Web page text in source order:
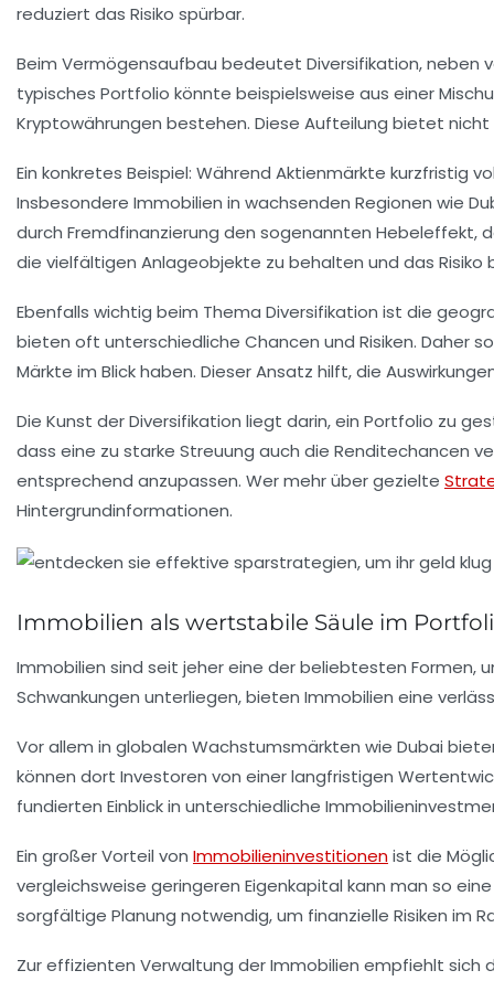
reduziert das Risiko spürbar.
Beim Vermögensaufbau bedeutet Diversifikation, neben
typisches Portfolio könnte beispielsweise aus einer
Kryptowährungen bestehen. Diese Aufteilung bietet
Ein konkretes Beispiel: Während Aktienmärkte kurzfristig
Insbesondere Immobilien in wachsenden Regionen wie
durch Fremdfinanzierung den sogenannten Hebeleffekt,
die vielfältigen Anlageobjekte zu behalten und das Risiko
Ebenfalls wichtig beim Thema Diversifikation ist die
bieten oft unterschiedliche Chancen und Risiken. Daher
Märkte im Blick haben. Dieser Ansatz hilft, die
Die Kunst der Diversifikation liegt darin, ein Portfolio zu
dass eine zu starke Streuung auch die Renditechancen
entsprechend anzupassen. Wer mehr über gezielte
Hintergrundinformationen.
Immobilien als wertstabile Säule im
Immobilien sind seit jeher eine der beliebtesten Formen,
Schwankungen unterliegen, bieten Immobilien eine
Vor allem in globalen Wachstumsmärkten wie Dubai
können dort Investoren von einer langfristigen
fundierten Einblick in unterschiedliche
Ein großer Vorteil von Immobilieninvestitionenist die
vergleichsweise geringeren Eigenkapital kann man so
sorgfältige Planung notwendig, um finanzielle Risiken im
Zur effizienten Verwaltung der Immobilien empfiehlt sich